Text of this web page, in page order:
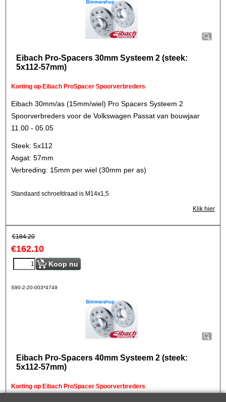
Eibach Pro-Spacers 30mm Systeem 2 (steek:
5x112-57mm)
Korting op Eibach ProSpacer Spoorverbreders
Eibach 30mm/as (15mm/wiel) Pro Spacers Systeem 2
Spoorverbreders voor de Volkswagen Passat van bouwjaar
11.00 - 05.05
Steek: 5x112
Asgat: 57mm
Verbreding: 15mm per wiel (30mm per as)
Standaard schroefdraad is M14x1,5
Klik hier
€184.20
€162.10
Koop nu
S90-2-20-003*4749
Eibach Pro-Spacers 40mm Systeem 2 (steek:
5x112-57mm)
Korting op Eibach ProSpacer Spoorverbreders